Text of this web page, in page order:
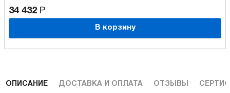
34 432 Р
В корзину
ОПИСАНИЕ ДОСТАВКА И ОПЛАТА ОТЗЫВЫ